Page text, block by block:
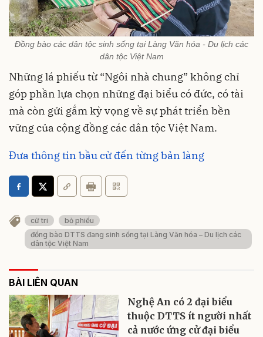
Đồng bào các dân tộc sinh sống tại Làng Văn hóa - Du lịch các
dân tộc Việt Nam
Những lá phiếu từ “Ngôi nhà chung” không chỉ
góp phần lựa chọn những đại biểu có đức, có tài
mà còn gửi gắm kỳ vọng về sự phát triển bền
vững của cộng đồng các dân tộc Việt Nam.
Đưa thông tin bầu cử đến từng bản làng
cử tri
bỏ phiếu
đồng bào DTTS đang sinh sống tại Làng Văn hóa – Du lịch các
dân tộc Việt Nam
BÀI LIÊN QUAN
Nghệ An có 2 đại biểu
thuộc DTTS ít người nhất
cả nước ứng cử đại biểu